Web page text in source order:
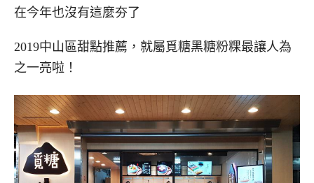
在今年也沒有這麼夯了
2019中山區甜點推薦，就屬覓糖黑糖粉粿最讓人為
之一亮啦！